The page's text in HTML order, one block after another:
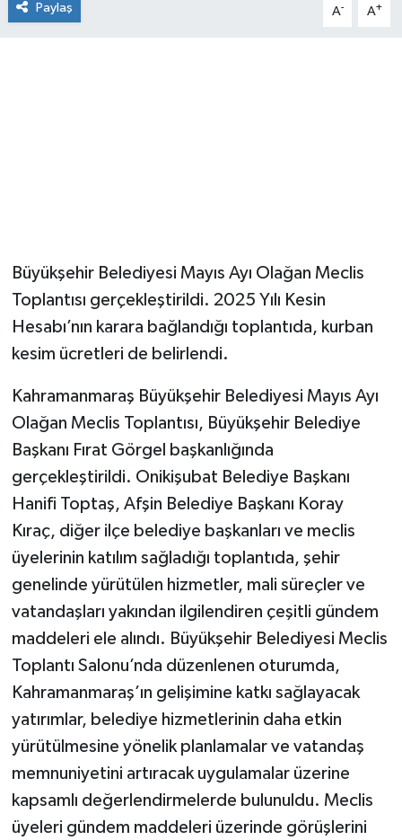
Paylaş A- A+
Büyükşehir Belediyesi Mayıs Ayı Olağan Meclis
Toplantısı gerçekleştirildi. 2025 Yılı Kesin
Hesabı’nın karara bağlandığı toplantıda, kurban
kesim ücretleri de belirlendi.
Kahramanmaraş Büyükşehir Belediyesi Mayıs Ayı
Olağan Meclis Toplantısı, Büyükşehir Belediye
Başkanı Fırat Görgel başkanlığında
gerçekleştirildi. Onikişubat Belediye Başkanı
Hanifi Toptaş, Afşin Belediye Başkanı Koray
Kıraç, diğer ilçe belediye başkanları ve meclis
üyelerinin katılım sağladığı toplantıda, şehir
genelinde yürütülen hizmetler, mali süreçler ve
vatandaşları yakından ilgilendiren çeşitli gündem
maddeleri ele alındı. Büyükşehir Belediyesi Meclis
Toplantı Salonu’nda düzenlenen oturumda,
Kahramanmaraş’ın gelişimine katkı sağlayacak
yatırımlar, belediye hizmetlerinin daha etkin
yürütülmesine yönelik planlamalar ve vatandaş
memnuniyetini artıracak uygulamalar üzerine
kapsamlı değerlendirmelerde bulunuldu. Meclis
üyeleri gündem maddeleri üzerinde görüşlerini